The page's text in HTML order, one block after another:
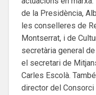
de la Presidència,
les conselleres de
Montserrat, i de
secretària general
el secretari de
Carles Escolà.
director del Consorci